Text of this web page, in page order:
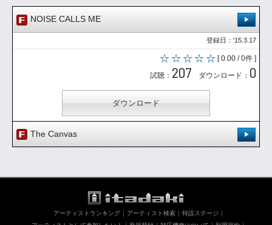
NOISE CALLS ME
登録日：'15.3.17
[ 0.00 / 0件 ]
試聴： 207 ダウンロード： 0
ダウンロード
The Canvas
ダウンロード
アーティストランキング アーティスト検索
特設ステージ